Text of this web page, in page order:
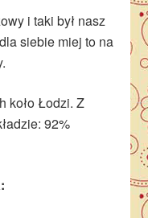
i taki był nasz
siebie miej to na
koło Łodzi. Z
92%